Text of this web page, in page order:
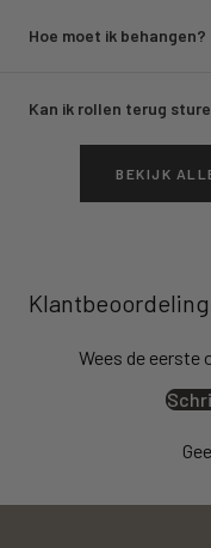
Hoe moet ik behangen?
Kan ik rollen terug
BEKIJK
Wees de eerste